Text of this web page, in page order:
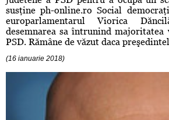
susţine ph-online.ro Social
europarlamentarul Viorica
desemnarea sa întrunind
PSD. Rămâne de văzut daca
(16 ianuarie 2018)